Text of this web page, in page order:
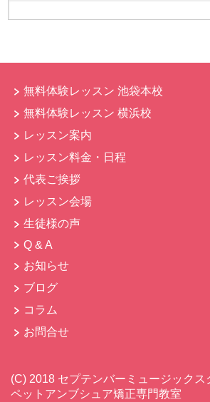
無料体験レッスン 池袋本校
無料体験レッスン 横浜校
レッスン案内
レッスン料金・日程
代表ご挨拶
レッスン会場
生徒様の声
Q & A
お知らせ
ブログ
コラム
お問合せ
(C) 2018 セプテンバーミュージックス
ペットアンブシュア矯正専門教室